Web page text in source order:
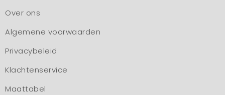
Over ons
Algemene voorwaarden
Privacybeleid
Klachtenservice
Maattabel